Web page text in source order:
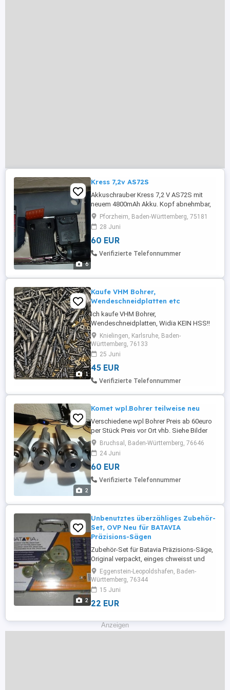
6
Kress 7,2v AS72S
Akkuschrauber Kress 7,2 V AS72S mit
neuem 4800mAh Akku. Kopf abnehmbar,
volle Funktion, nie gebraucht, die
Verpackung ist etwas ramponiert.
Lieferumfang: Originalverpackung,
Akkuschrauber, Akku Ladegerät. Versand
möglich. ==Solange diese Anzeige
Pforzheim, Baden-Württemberg, 75181
28 Juni
60 EUR
Verifizierte Telefonnummer
1
Kaufe VHM Bohrer,
Wendeschneidplatten etc
Ich kaufe VHM Bohrer,
Wendeschneidplatten, Widia KEIN HSS!!
Zahle sofort(zurzeit 45 PRO KG!!) bei
100kg = 4.500 Barzahlung vor Ort ohne Hin
und Her auf die Hand Menge wird vor Ort
Knielingen, Karlsruhe, Baden-
Württemberg, 76133
25 Juni
45 EUR
Verifizierte Telefonnummer
2
Komet wpl.Bohrer teilweise neu
Verschiedene wpl Bohrer Preis ab 60euro
per Stück Preis vor Ort vhb. Siehe Bilder
kann alles besichtigt werden
Bruchsal, Baden-Württemberg, 76646
24 Juni
60 EUR
Verifizierte Telefonnummer
2
Unbenutztes überzähliges Zubehör-
Set, OVP Neu für BATAVIA
Präzisions-Sägen
Zubehör-Set für Batavia Präzisions-Säge,
Original verpackt, einges chweisst und
ungeöffnet, unbenutzt, absolut neu,
abzugeben
Eggenstein-Leopoldshafen, Baden-
Württemberg, 76344
15 Juni
22 EUR
Anzeigen